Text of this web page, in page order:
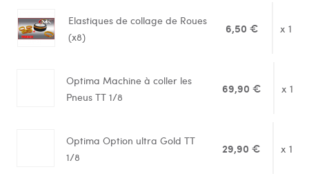
Elastiques de collage de Roues
(x8)
6,50 € x 1
Optima Machine à coller les
Pneus TT 1/8
69,90 € x 1
Optima Option ultra Gold TT
1/8
29,90 € x 1